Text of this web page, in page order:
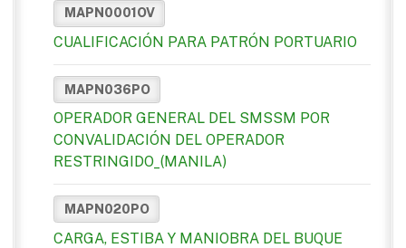
MAPN0001OV
CUALIFICACIÓN PARA PATRÓN PORTUARIO
MAPN036PO
OPERADOR GENERAL DEL SMSSM POR
CONVALIDACIÓN DEL OPERADOR
RESTRINGIDO_(MANILA)
MAPN020PO
CARGA, ESTIBA Y MANIOBRA DEL BUQUE